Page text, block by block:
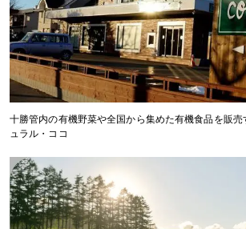
十勝管内の有機野菜や全国から集めた有機食品を販売
ュラル・ココ